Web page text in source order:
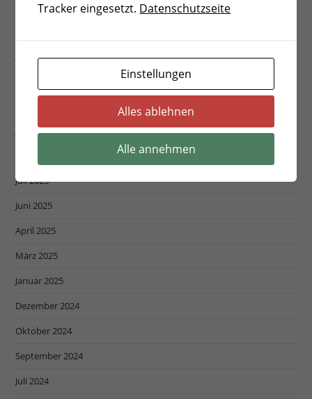
Juni 2026
Januar 2026
Juli 2025
Juni 2025
April 2025
März 2025
Januar 2025
Dezember 2024
Oktober 2024
September 2024
Juli 2024
Tracker eingesetzt. Datenschutzseite
Einstellungen
Alles ablehnen
Alle annehmen